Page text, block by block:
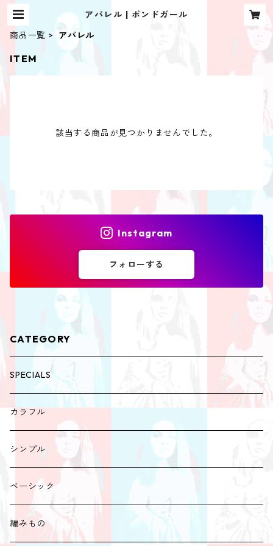
アパレル | ボンドガール
商品一覧
アパレル
ITEM
該当する商品が見つかりませんでした。
Instagram
フォローする
CATEGORY
SPECIALS
カラフル
シンプル
ベーシック
編みもの